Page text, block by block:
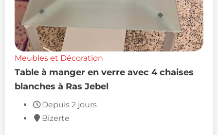
Meubles et Décoration
Table à manger en verre avec 4 chaises
blanches à Ras Jebel
Depuis 2 jours
Bizerte